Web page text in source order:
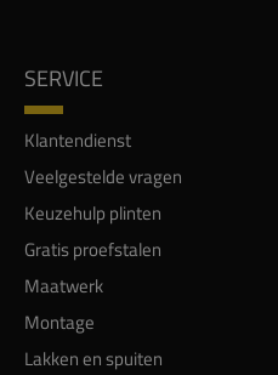
SERVICE
Klantendienst
Veelgestelde vragen
Keuzehulp plinten
Gratis proefstalen
Maatwerk
Montage
Lakken en spuiten